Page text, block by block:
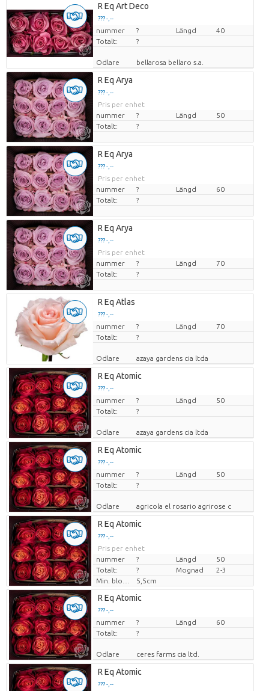
R Eq Art Deco
??? -,--
Pris per enhet
nummer ? Längd
40
Totalt:
?
Odlare bellarosa bellaro s.a.
R Eq Arya
??? -,--
Pris per enhet
nummer
? Längd
50
Totalt:
?
R Eq Arya
??? -,--
Pris per enhet
nummer
? Längd
60
Totalt:
?
R Eq Arya
??? -,--
Pris per enhet
nummer
? Längd
70
Totalt:
?
R Eq Atlas
??? -,--
Pris per enhet
nummer ? Längd
70
Totalt:
?
Odlare azaya gardens cia ltda
R Eq Atomic
??? -,--
Pris per enhet
nummer ? Längd
50
Totalt:
?
Odlare azaya gardens cia ltda
R Eq Atomic
??? -,--
Pris per enhet
nummer ? Längd
50
Totalt:
?
Odlare agricola el rosario agrirose c
R Eq Atomic
??? -,--
Pris per enhet
nummer
? Längd
50
Totalt:
? Mognad
2-3
5,5cm
R Eq Atomic
??? -,--
Pris per enhet
nummer ? Längd
60
Totalt:
?
Odlare ceres farms cia ltd.
R Eq Atomic
??? -,--